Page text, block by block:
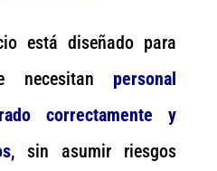
está diseñado para
necesitan personal
correctamente y
,sin asumir riesgos